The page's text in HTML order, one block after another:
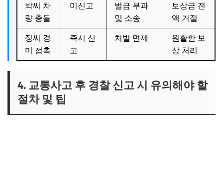
박씨 차
량 충돌
미신고
벌금 부과
및 소송
보상금 전
액 거절
정씨 경
미 접촉
즉시 신
고
처벌 면제
원활한 보
상 처리
4. 교통사고 후 경찰 신고 시 유의해야 할
절차 및 팁